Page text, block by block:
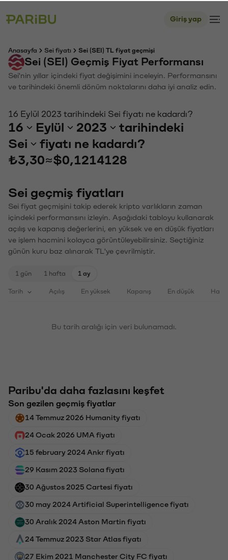
Giriş yap
Anasayfa Sei fiyatı Sei (SEI) TL fiyat geçmişi
Sei (SEI) Geçmiş Fiyat Performansı
Sei'nin yıllar içindeki fiyat değişimini inceleyin. Performansını
ve tarihindeki önemli dönüm noktalarını daha iyi analiz edin.
16 Eylül 2023 tarihindeki Sei fiyatı ne kadardı?
16 Eylül 2023
tarihindeki
Sei
fiyatı ne kadardı?
₺3,30≈$0,1214128
Sei geçmiş fiyatları
Sei fiyat geçmişini takip ederek kripto varlıkların zaman
içindeki performansını izleyin. Aşağıdaki tabloyu kullanarak
açılış ve kapanış değerlerini, en yüksek ve en düşük fiyatları
ve işlem hacmini kolayca görüntüleyebilirsiniz. Seçtiğiniz
günün kuru baz alınarak TL'ye çevrilmiştir.
1 gün 1 hafta 1 ay
Tarih Açılış En yüksek Kapanış En düşük
Bu tarih aralığı için veri bulunamadı.
Paribu'da daha fazlasını keşfet
Son gezilen geçmiş fiyatlar
14 Temmuz 2026 Humanity fiyatı
24 Ocak 2026 UMA fiyatı
15 february 2024 Ankr fiyatı
29 Kasım 2023 Solana fiyatı
30 Ağustos 2025 Cartesi fiyatı
30 may 2024 Artificial Superintelligence fiyatı
30 Aralık 2024 Aston Martin fiyatı
24 Temmuz 2023 Star Atlas fiyatı
27 Ekim 2021 Manchester City FC fiyatı